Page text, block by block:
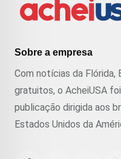
Sobre a empresa
Com notícias da Flórida,
gratuitos, o AcheiUSA
publicação dirigida aos
Estados Unidos da